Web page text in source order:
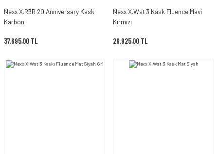
Nexx X.R3R 20 Anniversary Kask
Karbon
37.695,00 TL
Nexx X.Wst 3 Kask Fluence Mavi
Kırmızı
26.925,00 TL